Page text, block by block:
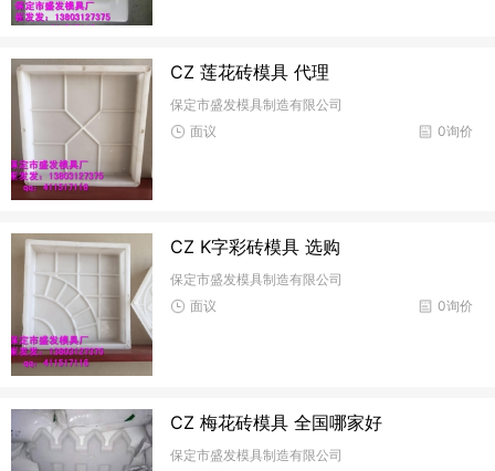
CZ 莲花砖模具 代理
保定市盛发模具制造有限公司
0询价
面议
CZ K字彩砖模具 选购
保定市盛发模具制造有限公司
0询价
面议
CZ 梅花砖模具 全国哪家好
保定市盛发模具制造有限公司